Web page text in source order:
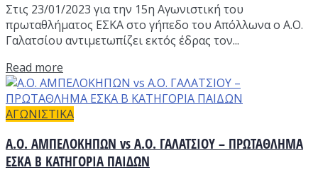
Στις 23/01/2023 για την 15η Αγωνιστική του
πρωταθλήματος ΕΣΚΑ στο γήπεδο του Απόλλωνα ο Α.Ο.
Γαλατσίου αντιμετωπίζει εκτός έδρας τον...
Read more
ΑΓΩΝΙΣΤΙΚΑ
Α.Ο. ΑΜΠΕΛΟΚΗΠΩΝ vs A.O. ΓΑΛΑΤΣΙΟΥ – ΠΡΩΤΑΘΛΗΜΑ
ΕΣΚΑ Β ΚΑΤΗΓΟΡΙΑ ΠΑΙΔΩΝ